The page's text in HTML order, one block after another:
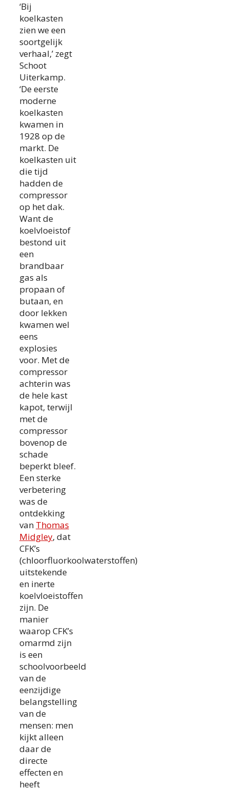
‘Bij
koelkasten
zien we een
soortgelijk
verhaal,’ zegt
Schoot
Uiterkamp.
‘De eerste
moderne
koelkasten
kwamen in
1928 op de
markt. De
koelkasten uit
die tijd
hadden de
compressor
op het dak.
Want de
koelvloeistof
bestond uit
een
brandbaar
gas als
propaan of
butaan, en
door lekken
kwamen wel
eens
explosies
voor. Met de
compressor
achterin was
de hele kast
kapot, terwijl
met de
compressor
bovenop de
schade
beperkt bleef.
Een sterke
verbetering
was de
ontdekking
van Thomas
Midgley, dat
CFK’s
(chloorfluorkoolwaterstoffen)
uitstekende
en inerte
koelvloeistoffen
zijn. De
manier
waarop CFK’s
omarmd zijn
is een
schoolvoorbeeld
van de
eenzijdige
belangstelling
van de
mensen: men
kijkt alleen
daar de
directe
effecten en
heeft